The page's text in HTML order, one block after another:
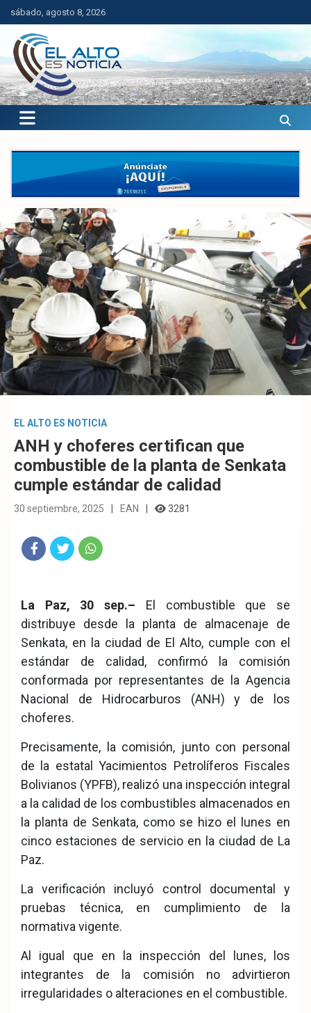
Saltar
al
contenido
sábado, agosto 8, 2026
El Alto es Noticia
Últimas noticias de El Alto, Bolivia y el mundo.
EL ALTO ES NOTICIA
ANH y choferes certifican que
combustible de la planta de Senkata
cumple estándar de calidad
30 septiembre, 2025 EAN 3281
ook
ter
tsA
pp
La Paz, 30 sep.– El combustible que se
distribuye desde la planta de almacenaje de
Senkata, en la ciudad de El Alto, cumple con el
estándar de calidad, confirmó la comisión
conformada por representantes de la Agencia
Nacional de Hidrocarburos (ANH) y de los
choferes.
Precisamente, la comisión, junto con personal
de la estatal Yacimientos Petrolíferos Fiscales
Bolivianos (YPFB), realizó una inspección integral
a la calidad de los combustibles almacenados en
la planta de Senkata, como se hizo el lunes en
cinco estaciones de servicio en la ciudad de La
Paz.
La verificación incluyó control documental y
pruebas técnica, en cumplimiento de la
normativa vigente.
Al igual que en la inspección del lunes, los
integrantes de la comisión no advirtieron
irregularidades o alteraciones en el combustible.